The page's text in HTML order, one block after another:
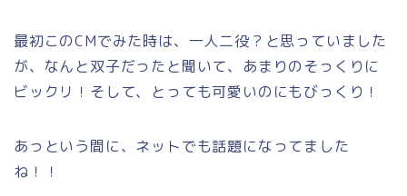
最初このCMでみた時は、一人二役？と思っていました
が、なんと双子だったと聞いて、あまりのそっくりに
ビックリ！そして、とっても可愛いのにもびっくり！
あっという間に、ネットでも話題になってました
ね！！